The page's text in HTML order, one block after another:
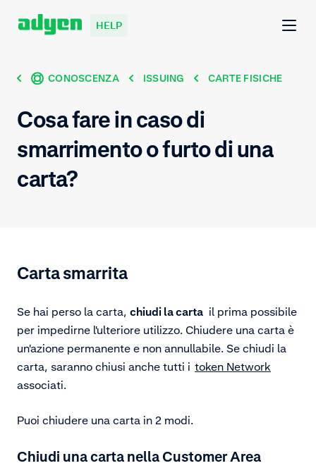
HELP
CONOSCENZA ISSUING CARTE FISICHE
Cosa fare in caso di
smarrimento o furto di una
carta?
Carta smarrita
Se hai perso la carta, chiudi la carta il prima possibile
per impedirne l'ulteriore utilizzo. Chiudere una carta è
un'azione permanente e non annullabile. Se chiudi la
carta, saranno chiusi anche tutti i token Network
associati.
Puoi chiudere una carta in 2 modi.
Chiudi una carta nella Customer Area